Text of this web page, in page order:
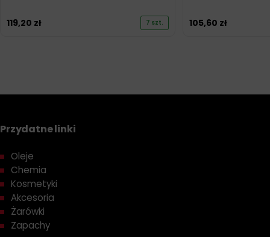
119,20 zł 7 szt. 105,60 zł
Przydatne linki
Oleje
Chemia
Kosmetyki
Akcesoria
Żarówki
Zapachy